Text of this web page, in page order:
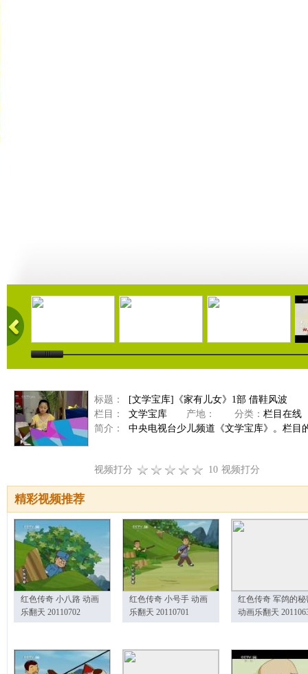
17:29 17:54 05:11
标题：
[文学宝库]《家有儿女》1部 借鞋风波
栏目：
文学宝库 产地： 分类： 栏目在线
简介：
中央电视台少儿频道《文学宝库》。栏
视频打分 10 视频打分
精彩视频推荐
红色传奇 小八路 动画
乐翻天 20110702
红色传奇 小号手 动画
乐翻天 20110701
红色传奇 军鸽的秘
动画乐翻天